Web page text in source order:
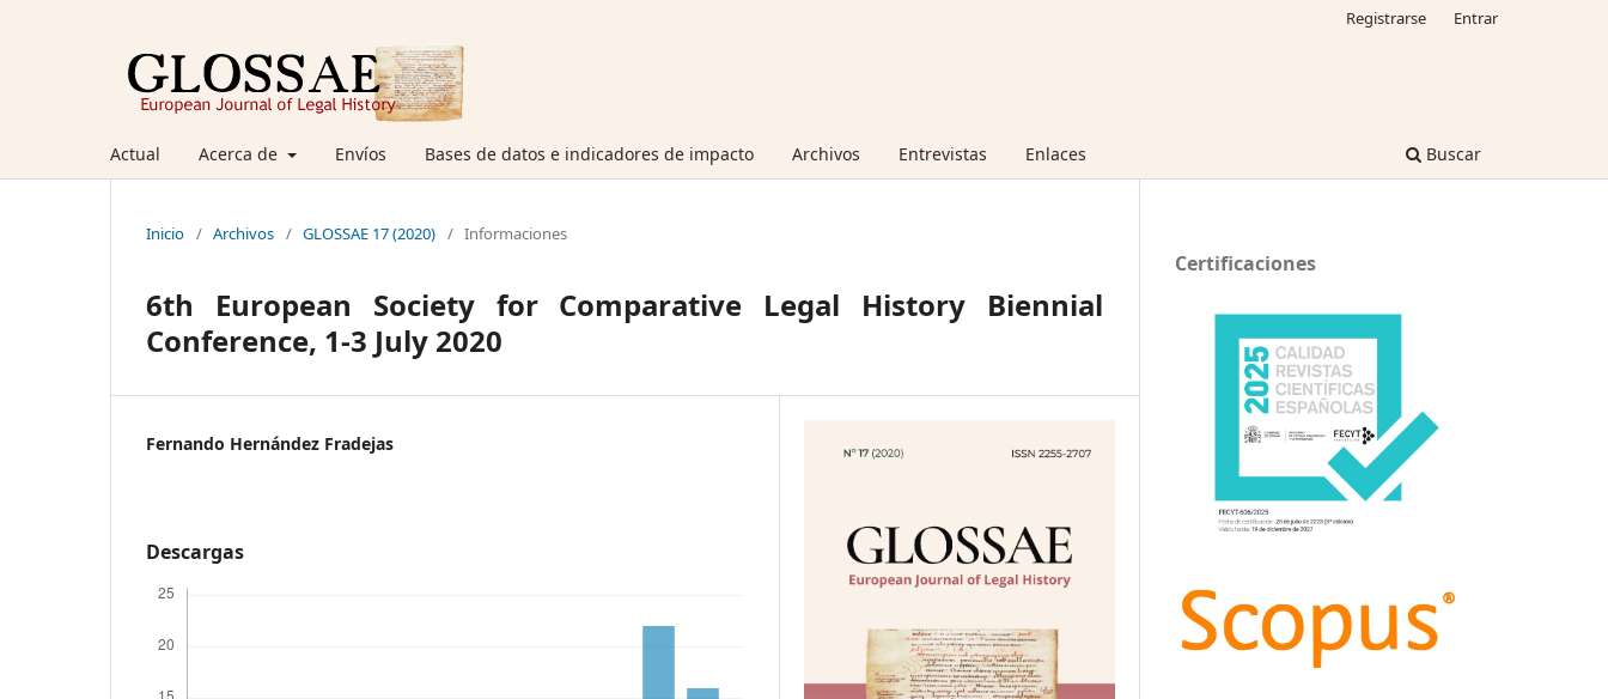
Actual Acerca de Envíos Bases de datos e indicadores de impacto Archivos Entrevistas Enlaces Buscar
Registrarse Entrar
Inicio / Archivos / GLOSSAE 17 (2020) / Informaciones
6th European Society for Comparative Legal History Biennial
Conference, 1-3 July 2020
Fernando Hernández Fradejas
Descargas
Certificaciones